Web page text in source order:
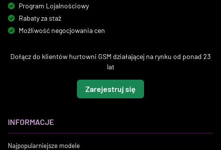
Program Lojalnościowy
Rabaty za staż
Możliwość negocjowania cen
Dołącz do klientów hurtowni GSM działającej na rynku od ponad 23
lat
Zarejestruj się
INFORMACJE
Najpopularniejsze modele